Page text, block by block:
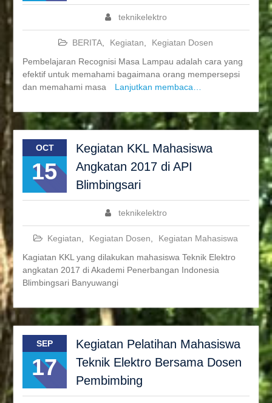
teknikelektro
BERITA Kegiatan Kegiatan Dosen
Pembelajaran Recognisi Masa Lampau adalah cara yang
efektif untuk memahami bagaimana orang mempersepsi
dan memahami masa
Lanjutkan membaca…
OCT
15
Kegiatan KKL Mahasiswa
Angkatan 2017 di API
Blimbingsari
teknikelektro
Kegiatan Kegiatan Dosen
Kegiatan Mahasiswa
Kagiatan KKL yang dilakukan mahasiswa Teknik Elektro
angkatan 2017 di Akademi Penerbangan Indonesia
Blimbingsari Banyuwangi
SEP
17
Kegiatan Pelatihan Mahasiswa
Teknik Elektro Bersama Dosen
Pembimbing